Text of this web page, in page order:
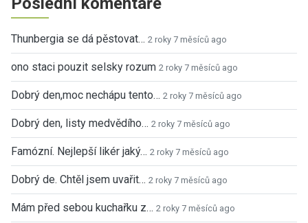
Thunbergia se dá pěstovat… 2 roky 7 měsíců ago
ono staci pouzit selsky rozum 2 roky 7 měsíců ago
Dobrý den,moc nechápu tento… 2 roky 7 měsíců ago
Dobrý den, listy medvědího… 2 roky 7 měsíců ago
Famózní. Nejlepší likér jaký… 2 roky 7 měsíců ago
Dobrý de. Chtěl jsem uvařit… 2 roky 7 měsíců ago
Mám před sebou kuchařku z… 2 roky 7 měsíců ago